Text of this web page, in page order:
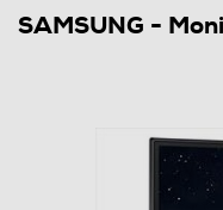
SAMSUNG -